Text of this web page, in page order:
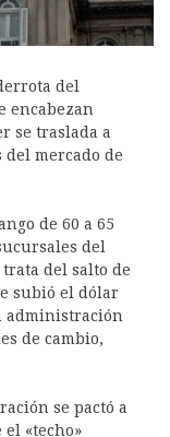
del
encabezan
se traslada a
del mercado de
de 60 a 65
del
trata del salto de
subió el dólar
administración
de cambio,
se pactó a
«techo»